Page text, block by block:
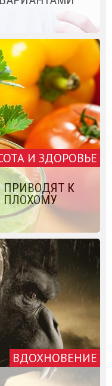
И ЗДОРОВЬЕ
К
ПЛОХОМУ
ВДОХНОВЕНИЕ